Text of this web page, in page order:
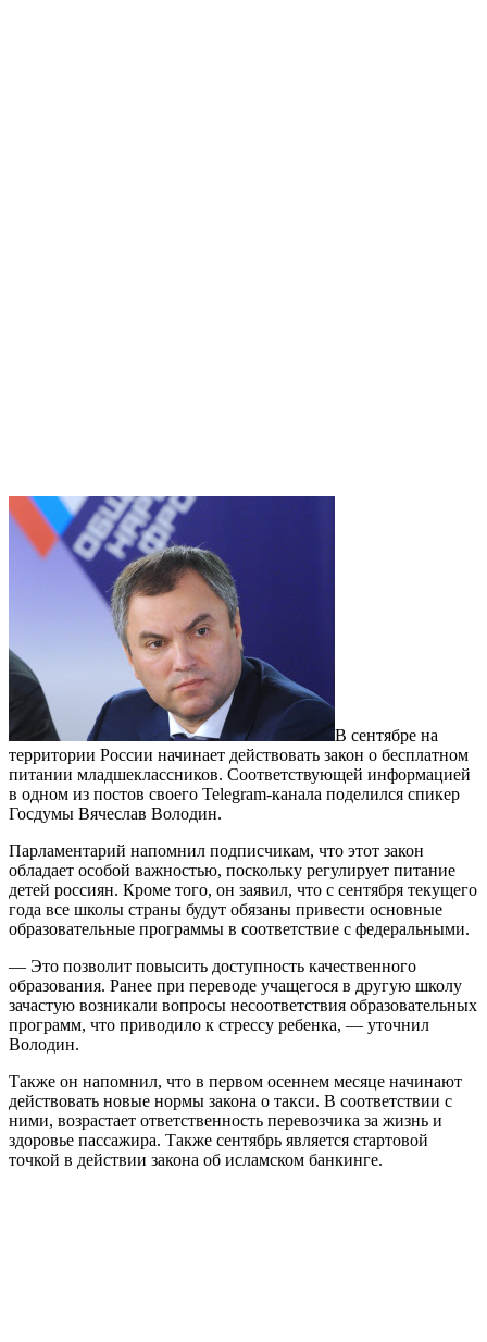
В сентябре на
территории России начинает действовать закон о бесплатном
питании младшеклассников. Соответствующей информацией
в одном из постов своего Telegram-канала поделился спикер
Госдумы Вячеслав Володин.
Парламентарий напомнил подписчикам, что этот закон
обладает особой важностью, поскольку регулирует питание
детей россиян. Кроме того, он заявил, что с сентября текущего
года все школы страны будут обязаны привести основные
образовательные программы в соответствие с федеральными.
— Это позволит повысить доступность качественного
образования. Ранее при переводе учащегося в другую школу
зачастую возникали вопросы несоответствия образовательных
программ, что приводило к стрессу ребенка, — уточнил
Володин.
Также он напомнил, что в первом осеннем месяце начинают
действовать новые нормы закона о такси. В соответствии с
ними, возрастает ответственность перевозчика за жизнь и
здоровье пассажира. Также сентябрь является стартовой
точкой в действии закона об исламском банкинге.